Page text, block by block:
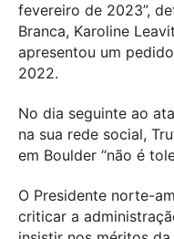
fevereiro de 2023”,
Branca, Karoline
apresentou um
2022.
No dia seguinte ao
na sua rede social,
em Boulder “não é
O Presidente norte-
criticar a